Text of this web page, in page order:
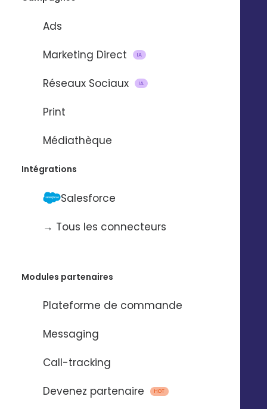
Ads
Marketing Direct
IA
Réseaux Sociaux IA
Print
Médiathèque
Intégrations
Salesforce
→ Tous les connecteurs
Modules partenaires
Plateforme de commande
Messaging
Call-tracking
Devenez partenaire
HOT
De commandes passées la 1ère année*
+50 %
De supports personnalisés et téléchargés*